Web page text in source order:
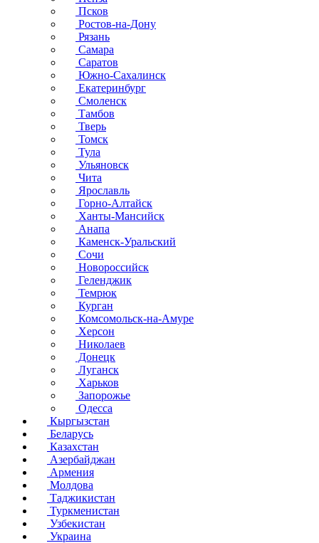
Псков
Ростов-на-Дону
Рязань
Самара
Саратов
Южно-Сахалинск
Екатеринбург
Смоленск
Тамбов
Тверь
Томск
Тула
Ульяновск
Чита
Ярославль
Горно-Алтайск
Ханты-Мансийск
Анапа
Каменск-Уральский
Сочи
Новороссийск
Геленджик
Темрюк
Курган
Комсомольск-на-Амуре
Херсон
Николаев
Донецк
Луганск
Харьков
Запорожье
Одесса
Кыргызстан
Беларусь
Казахстан
Азербайджан
Армения
Молдова
Таджикистан
Туркменистан
Узбекистан
Украина